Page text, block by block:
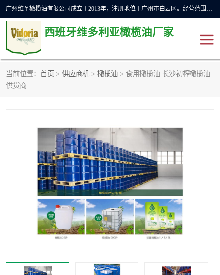
广州维圣橄榄油有限公司成立于2013年，注册地位于广州市白云区。经营范围包括饲料原料销售;畜牧渔业饲料销售;化妆品批发;贸易经纪;食品进出口等，主要产品有：橄榄果渣油，橄榄油，纯橄榄油等。
西班牙维多利亚橄榄油厂家
当前位置： 首页 > 供应商机 > 橄榄油 > 食用橄榄油 长沙初榨橄榄油
供货商
橄榄油
橄榄果渣油 精炼橄榄油